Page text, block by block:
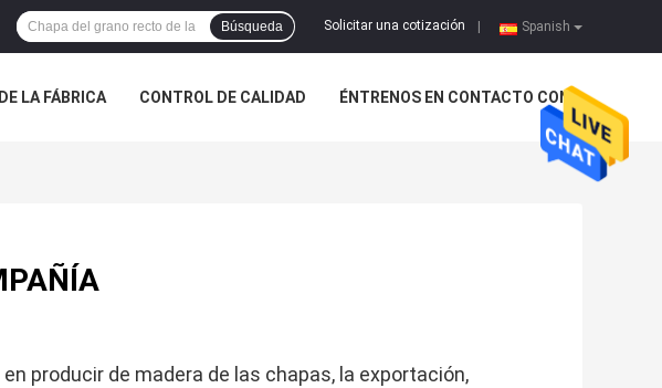
Spanish
Solicitar una cotización
Búsqueda
LA FÁBRICA CONTROL DE CALIDAD ÉNTRENOS EN CONTACTO CON
producir de madera de las chapas, la exportación,